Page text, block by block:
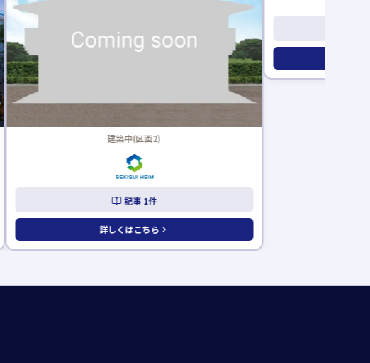
建築中(区画2)
記事1件
詳しくはこちら